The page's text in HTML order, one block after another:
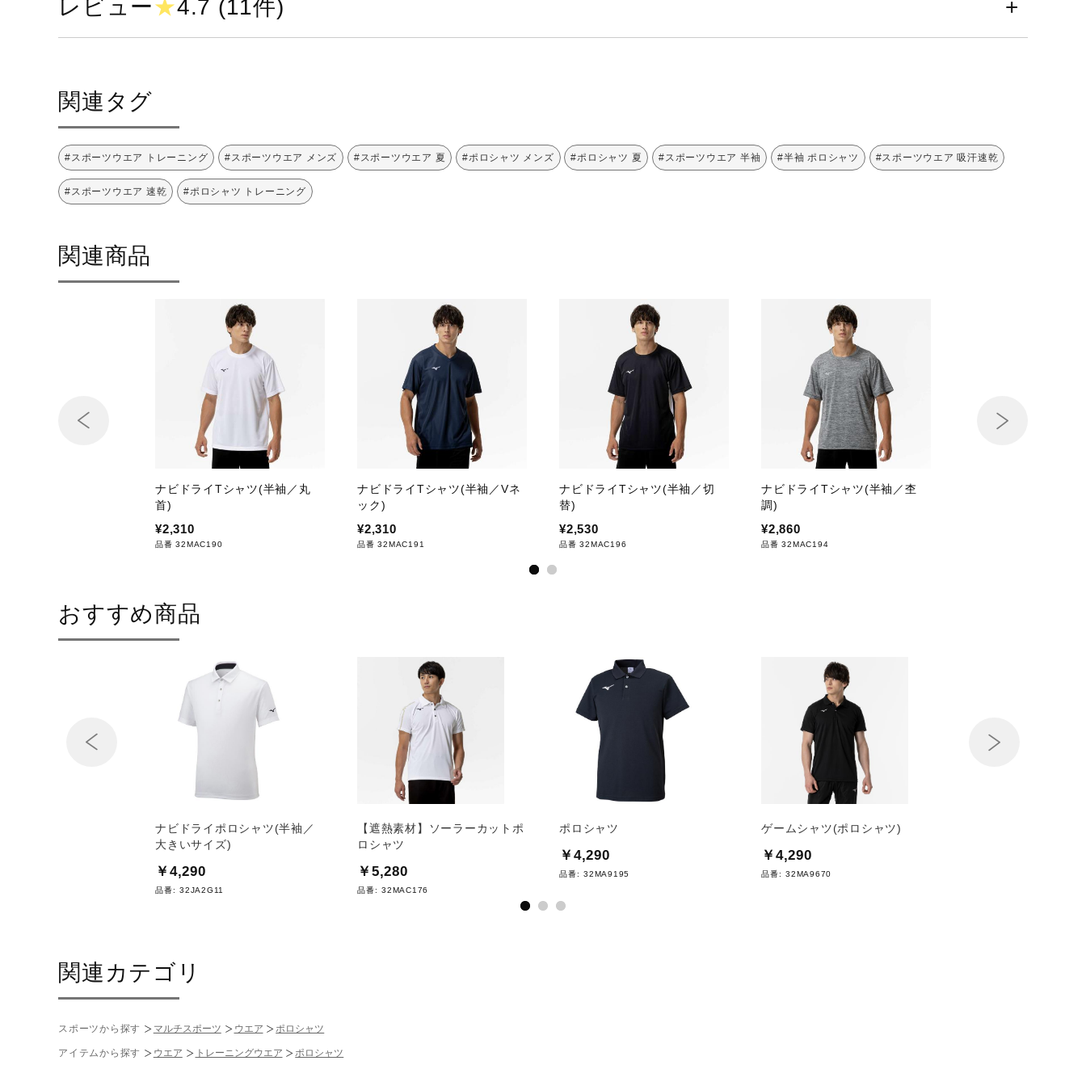
レビュー★4.7 (11件)
関連タグ
#スポーツウエア トレーニング #スポーツウエア メンズ #スポーツウエア 夏 #ポロシャツ メンズ #ポロシャツ 夏 #スポーツウエア 半袖 #半袖 ポロシャツ #スポーツウエア 吸汗速乾
#スポーツウエア 速乾 #ポロシャツ トレーニング
関連商品
ナビドライTシャツ(半袖／丸
首)
¥2,310
品番 32MAC190
ナビドライTシャツ(半袖／Vネ
ック)
¥2,310
品番 32MAC191
ナビドライTシャツ(半袖／切
替)
¥2,530
品番 32MAC196
ナビドライTシャツ(半袖／杢
調)
¥2,860
品番 32MAC194
おすすめ商品
ナビドライポロシャツ(半袖／
大きいサイズ)
￥4,290
品番: 32JA2G11
【遮熱素材】ソーラーカットポ
ロシャツ
￥5,280
品番: 32MAC176
ポロシャツ
￥4,290
品番: 32MA9195
ゲームシャツ(ポロシャツ)
￥4,290
品番: 32MA9670
関連カテゴリ
スポーツから探す マルチスポーツ ウエア ポロシャツ
アイテムから探す ウエア トレーニングウエア ポロシャツ